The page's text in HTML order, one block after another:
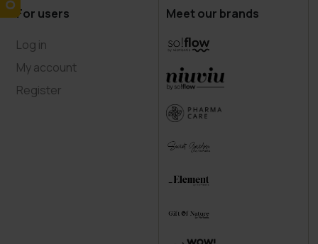
For users
Log in
My account
Register
Meet our brands